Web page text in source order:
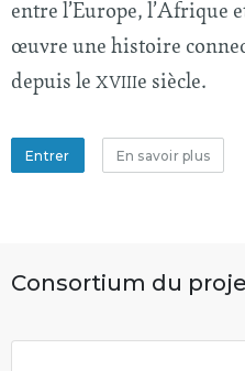
entre l’Europe, l’Afrique
œuvre une histoire
depuis le XVIIIe siècle.
Entrer En savoir plus
Consortium du